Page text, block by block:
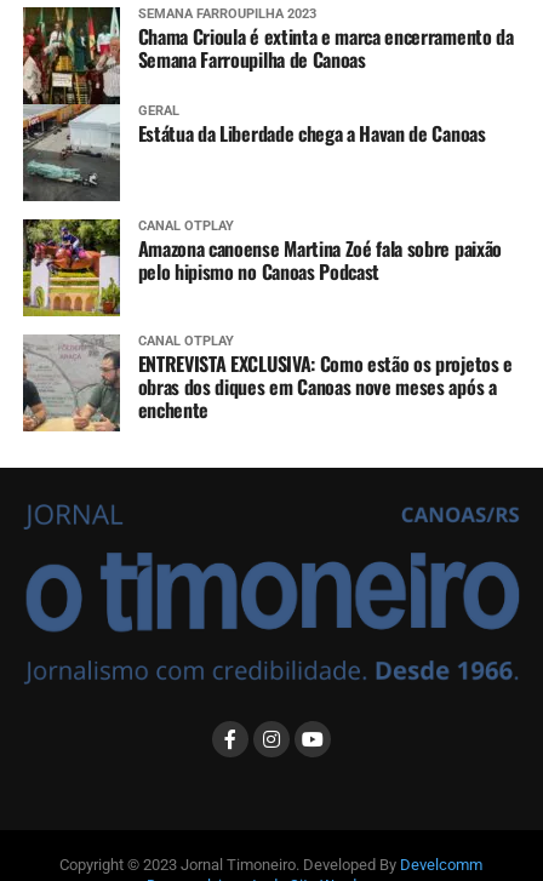
SEMANA FARROUPILHA 2023
Chama Crioula é extinta e marca encerramento da
Semana Farroupilha de Canoas
GERAL
Estátua da Liberdade chega a Havan de Canoas
CANAL OTPLAY
Amazona canoense Martina Zoé fala sobre paixão
pelo hipismo no Canoas Podcast
CANAL OTPLAY
ENTREVISTA EXCLUSIVA: Como estão os projetos e
obras dos diques em Canoas nove meses após a
enchente
Copyright © 2023 Jornal Timoneiro. Developed By Develcomm